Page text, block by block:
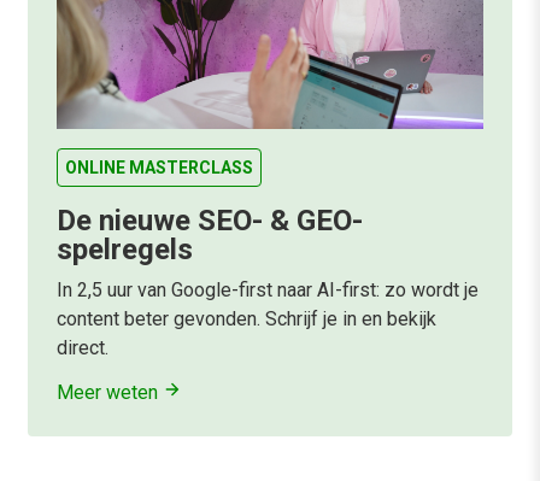
ONLINE MASTERCLASS
De nieuwe SEO- & GEO-
spelregels
In 2,5 uur van Google-first naar AI-first: zo wordt je
content beter gevonden. Schrijf je in en bekijk
direct.
Meer weten